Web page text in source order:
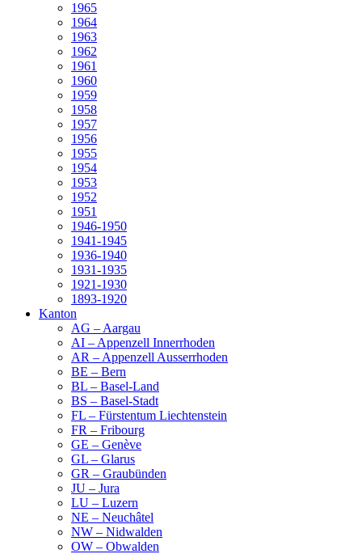
1965
1964
1963
1962
1961
1960
1959
1958
1957
1956
1955
1954
1953
1952
1951
1946-1950
1941-1945
1936-1940
1931-1935
1921-1930
1893-1920
Kanton
AG – Aargau
AI – Appenzell Innerrhoden
AR – Appenzell Ausserrhoden
BE – Bern
BL – Basel-Land
BS – Basel-Stadt
FL – Fürstentum Liechtenstein
FR – Fribourg
GE – Genève
GL – Glarus
GR – Graubünden
JU – Jura
LU – Luzern
NE – Neuchâtel
NW – Nidwalden
OW – Obwalden